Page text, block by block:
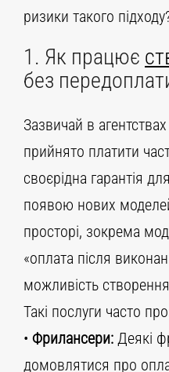
ризики такого
1. Як працює
без
Зазвичай в
прийнято платити
своєрідна гарантія
появою нових
просторі, зокрема
«оплата після
можливість
Такі послуги часто
• Фрилансери: Деякі
домовлятися про